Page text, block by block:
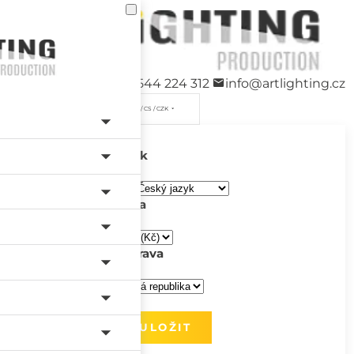
+420 544 224 312 info@artlighting.cz
/ CS / CZK
Jazyk
Měna
Doprava